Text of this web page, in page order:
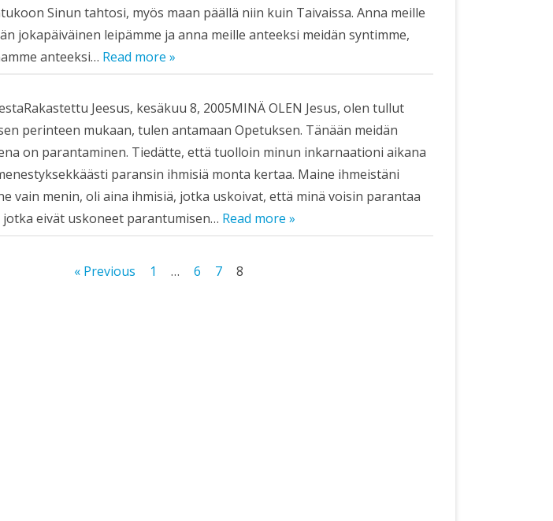
Sinun tahtosi, myös maan päällä niin kuin Taivaissa. Anna meille
jokapäiväinen leipämme ja anna meille anteeksi meidän syntimme,
anteeksi… Read more »
Jeesus, kesäkuu 8, 2005MINÄ OLEN Jesus, olen tullut
perinteen mukaan, tulen antamaan Opetuksen. Tänään meidän
on parantaminen. Tiedätte, että tuolloin minun inkarnaationi aikana
paransin ihmisiä monta kertaa. Maine ihmeistäni
vain menin, oli aina ihmisiä, jotka uskoivat, että minä voisin parantaa
jotka eivät uskoneet parantumisen… Read more »
« Previous 1 … 6 7 8